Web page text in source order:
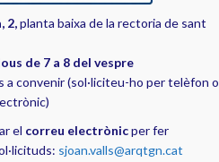
2,planta baixa de la rectoria de sant
de 7 a 8 del vespre
a convenir (sol·liciteu-ho per telèfon o
el correu electrònicper fer
sjoan.valls@arqtgn.cat